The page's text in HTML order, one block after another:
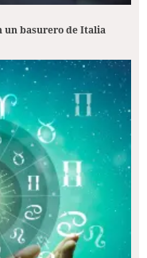
basurero de Italia